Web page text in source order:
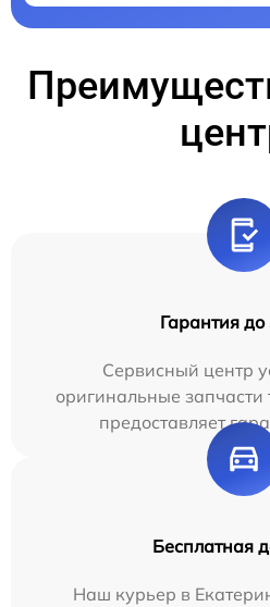
Гарантия до
Сервисный центр
оригинальные запчасти
предоставляет
Бесплатная
Наш курьер в